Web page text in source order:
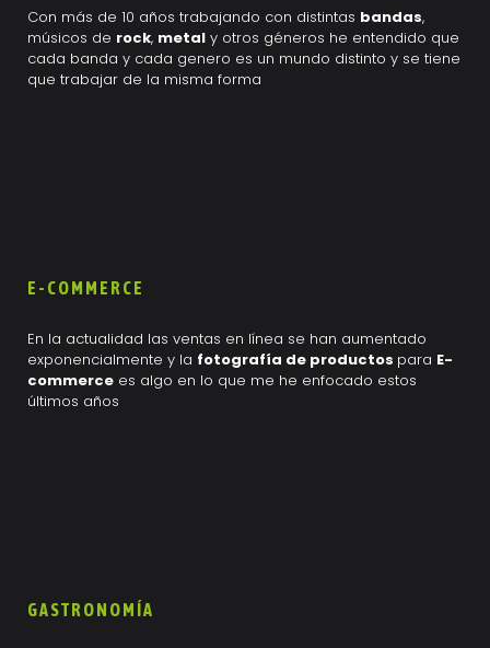
Con más de 10 años trabajando con distintas bandas,
músicos de rock, metal y otros géneros he entendido que
cada banda y cada genero es un mundo distinto y se tiene
que trabajar de la misma forma
E-COMMERCE
En la actualidad las ventas en línea se han aumentado
exponencialmente y la fotografía de productos para E-
commerce es algo en lo que me he enfocado estos
últimos años
GASTRONOMÍA